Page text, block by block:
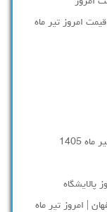
امروز تیر ماه
1405
اصفهان | امروز تیر ماه